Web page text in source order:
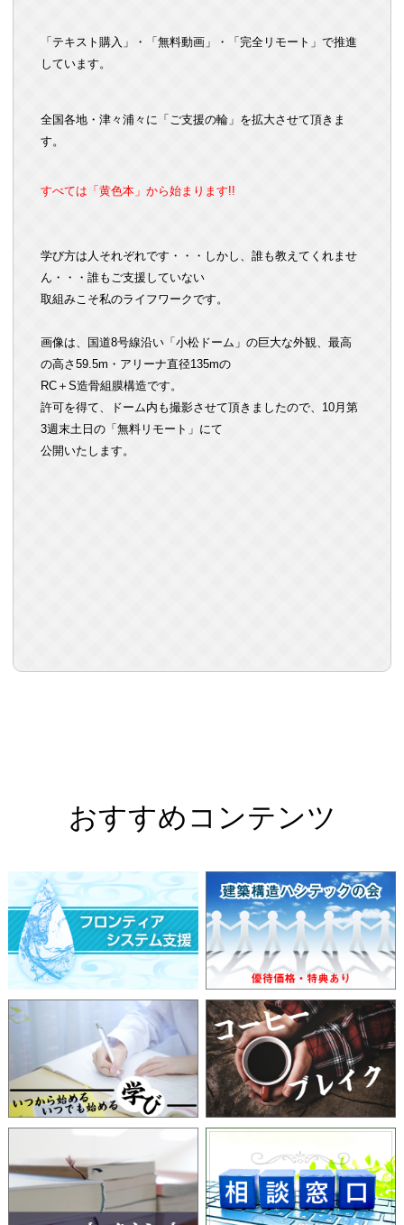
「テキスト購入」・「無料動画」・「完全リモート」で推進
しています。
全国各地・津々浦々に「ご支援の輪」を拡大させて頂きま
す。
すべては「黄色本」から始まります!!
学び方は人それぞれです・・・しかし、誰も教えてくれませ
ん・・・誰もご支援していない
取組みこそ私のライフワークです。
画像は、国道8号線沿い「小松ドーム」の巨大な外観、最高
の高さ59.5m・アリーナ直径135mの
RC＋S造骨組膜構造です。
許可を得て、ドーム内も撮影させて頂きましたので、10月第
3週末土日の「無料リモート」にて
公開いたします。
おすすめコンテンツ